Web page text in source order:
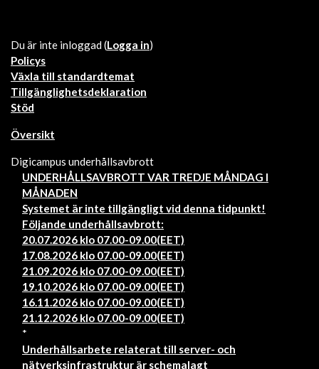
Du är inte inloggad (Logga in)
Policys
Växla till standardtemat
Tillgänglighetsdeklaration
Stöd
Översikt
Digicampus underhållsavbrott
UNDERHÅLLSAVBROTT VAR TREDJE MÅNDAG I
MÅNADEN
Systemet är inte tillgängligt vid denna tidpunkt!
Följande underhållsavbrott:
20.07.2026 klo 07.00-09.00(EET)
17.08.2026 klo 07.00-09.00(EET)
21.09.2026 klo 07.00-09.00(EET)
19.10.2026 klo 07.00-09.00(EET)
16.11.2026 klo 07.00-09.00(EET)
21.12.2026 klo 07.00-09.00(EET)
*
Underhållsarbete relaterat till server- och
nätverksinfrastruktur är schemalagt